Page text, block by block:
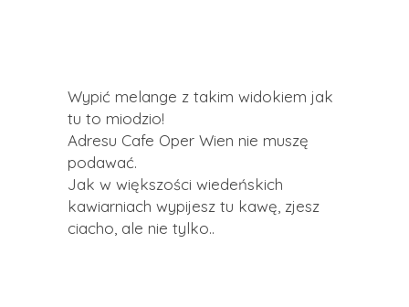
Wypić melange z takim widokiem jak
tu to miodzio!
Adresu Cafe Oper Wien nie muszę
podawać.
Jak w większości wiedeńskich
kawiarniach wypijesz tu kawę, zjesz
ciacho, ale nie tylko..